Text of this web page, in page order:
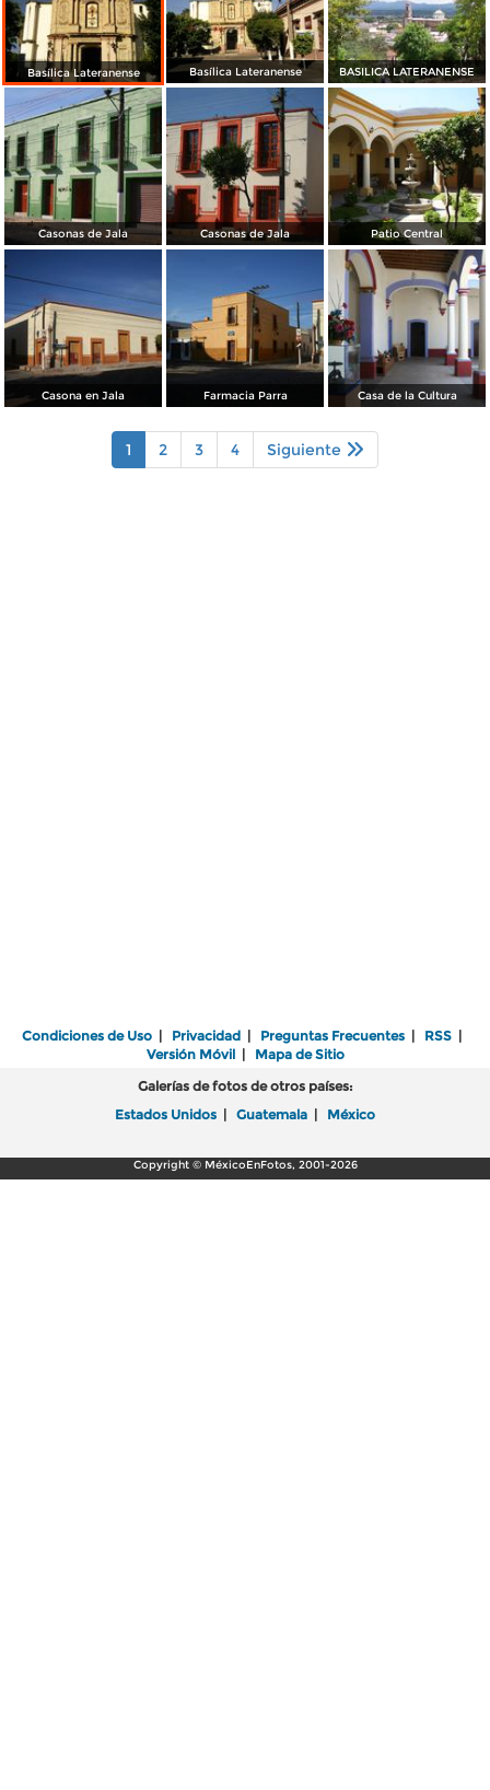
Basílica Lateranense Basílica Lateranense BASILICA LATERANENSE
Casonas de Jala Casonas de Jala Patio Central
Casona en Jala Farmacia Parra Casa de la Cultura
1 2 3 4 Siguiente
Condiciones de Uso | Privacidad | Preguntas Frecuentes | RSS |
Versión Móvil| Mapa de Sitio
Galerías de fotos de otros países:
Estados Unidos | Guatemala | México
Copyright © MéxicoEnFotos, 2001-2026